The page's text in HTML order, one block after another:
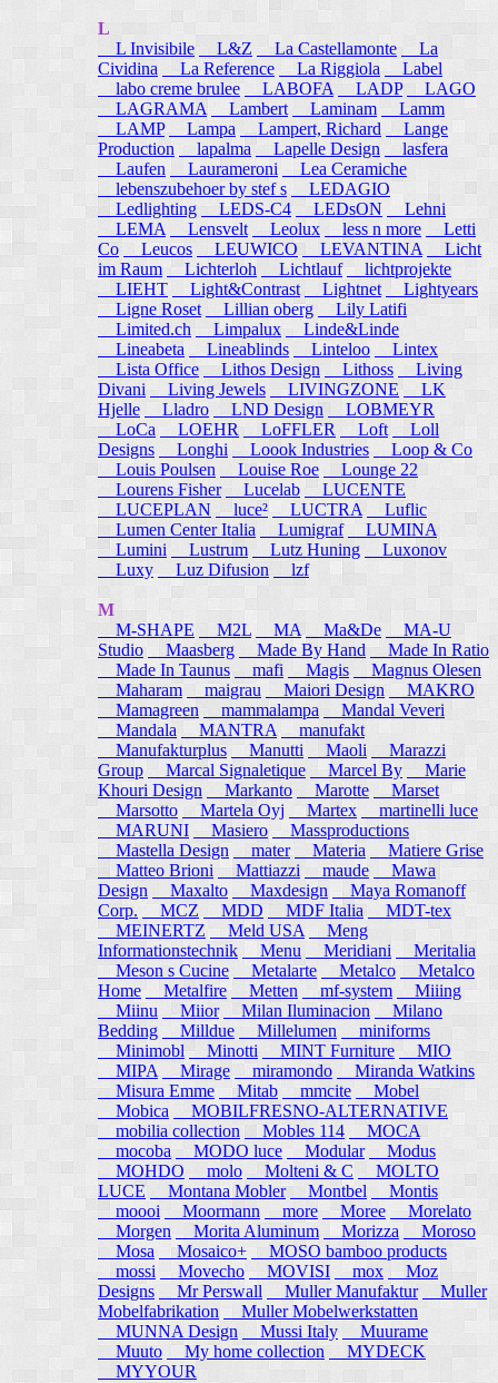
L
L Invisibile
L&Z La Castellamonte
La
Cividina
La Reference La Riggiola
Label
labo creme brulee
LABOFA LADP
LAGO
LAGRAMA
Lambert Laminam
Lamm
LAMP
Lampa Lampert, Richard
Lange
Production
lapalma Lapelle Design
lasfera
Laufen
Laurameroni
Lea Ceramiche
lebenszubehoer by stef s
LEDAGIO
Ledlighting
LEDS-C4 LEDsON
Lehni
LEMA
Lensvelt Leolux less n more
Letti
Co
Leucos LEUWICO LEVANTINA
Licht
im Raum
Lichterloh Lichtlauf lichtprojekte
LIEHT
Light&Contrast Lightnet
Lightyears
Ligne Roset
Lillian oberg
Lily Latifi
Limited.ch
Limpalux
Linde&Linde
Lineabeta
Lineablinds Linteloo
Lintex
Lista Office Lithos Design Lithoss
Living
Divani
Living Jewels LIVINGZONE
LK
Hjelle
Lladro LND Design
LOBMEYR
LoCa
LOEHR LoFFLER Loft
Loll
Designs
Longhi Loook Industries
Loop & Co
Louis Poulsen
Louise Roe
Lounge 22
Lourens Fisher
Lucelab
LUCENTE
LUCEPLAN
luce² LUCTRA
Luflic
Lumen Center Italia
Lumigraf
LUMINA
Lumini
Lustrum Lutz Huning
Luxonov
Luxy
Luz Difusion lzf
M
M-SHAPE
M2L MA Ma&De
MA-U
Studio
Maasberg Made By Hand
Made In Ratio
Made In Taunus
mafi Magis
Magnus Olesen
Maharam
maigrau Maiori Design
MAKRO
Mamagreen
mammalampa
Mandal Veveri
Mandala
MANTRA
manufakt
Manufakturplus
Manutti Maoli
Marazzi
Group
Marcal Signaletique Marcel By
Marie
Khouri Design
Markanto Marotte
Marset
Marsotto
Martela Oyj Martex
martinelli luce
MARUNI
Masiero
Massproductions
Mastella Design
mater Materia
Matiere Grise
Matteo Brioni
Mattiazzi maude
Mawa
Design
Maxalto Maxdesign
Maya Romanoff
Corp.
MCZ MDD MDF Italia
MDT-tex
MEINERTZ
Meld USA
Meng
Informationstechnik
Menu Meridiani
Meritalia
Meson s Cucine
Metalarte Metalco
Metalco
Home Metalfire Metten mf-system
Miiing
Miinu
Miior Milan Iluminacion
Milano
Bedding
Milldue Millelumen
miniforms
Minimobl Minotti MINT Furniture
MIO
MIPA
Mirage miramondo
Miranda Watkins
Misura Emme
Mitab mmcite
Mobel
Mobica
MOBILFRESNO-ALTERNATIVE
mobilia collection
Mobles 114
MOCA
mocoba
MODO luce Modular
Modus
MOHDO
molo Molteni & C
MOLTO
LUCE
Montana Mobler Montbel
Montis
moooi
Moormann more Moree
Morelato
Morgen
Morita Aluminum Morizza
Moroso
Mosa
Mosaico+
MOSO bamboo products
mossi
Movecho MOVISI mox
Moz
Designs
Mr Perswall Muller Manufaktur
Muller
Mobelfabrikation
Muller Mobelwerkstatten
MUNNA Design
Mussi Italy
Muurame
Muuto My home collection
MYDECK
MYYOUR